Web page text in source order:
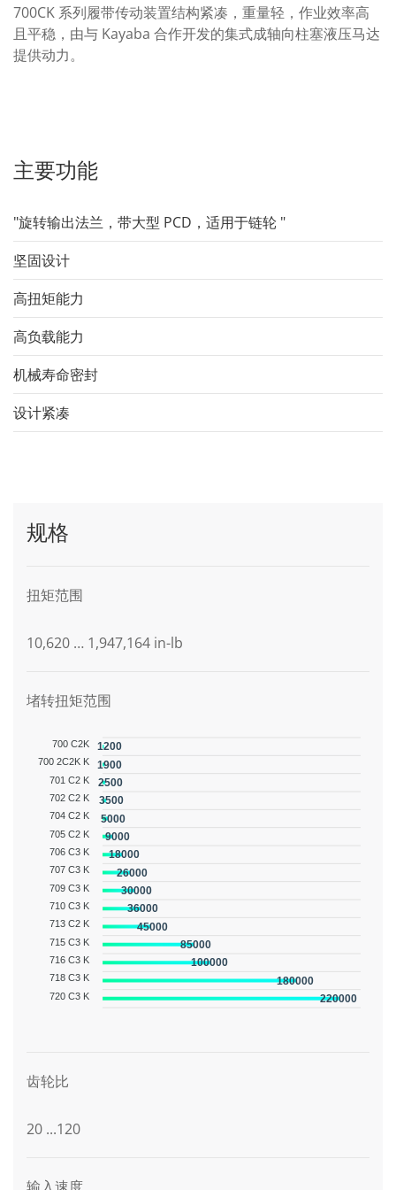
700CK 系列履带传动装置结构紧凑，重量轻，作业效率高
且平稳，由与 Kayaba 合作开发的集式成轴向柱塞液压马达
提供动力。
主要功能
"旋转输出法兰，带大型 PCD，适用于链轮 "
坚固设计
高扭矩能力
高负载能力
机械寿命密封
设计紧凑
规格
扭矩范围
10,620 … 1,947,164 in-lb
堵转扭矩范围
700 C2K
700 2C2K K
701 C2 K
702 C2 K
704 C2 K
705 C2 K
706 C3 K
707 C3 K
709 C3 K
710 C3 K
713 C2 K
715 C3 K
716 C3 K
718 C3 K
720 C3 K
1200
1900
2500
3500
5000
9000
18000
26000
30000
36000
45000
85000
100000
180000
220000
齿轮比
20 ...120